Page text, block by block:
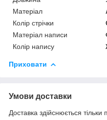
Матеріал
Колір стрічки
Матеріал написи
Колір напису
Приховати
Умови доставки
Доставка здійснюється тільки